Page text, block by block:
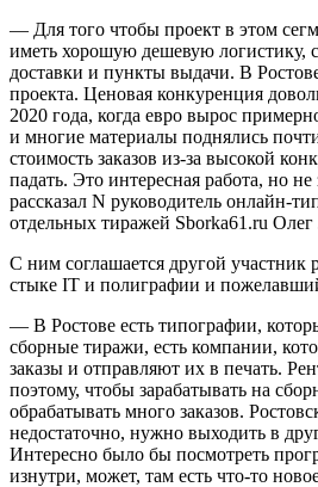
— Для того чтобы проект в этом
иметь хорошую дешевую логистику,
доставки и пункты выдачи. В
проекта. Ценовая конкуренция
2020 года, когда евро вырос
и многие материалы поднялись
стоимость заказов из-за высокой
падать. Это интересная работа, но
рассказал N руководитель онлайн-
отдельных тиражей Sborka61.ru Олег
С ним соглашается другой
стыке IT и полиграфии и
— В Ростове есть типографии,
сборные тиражи, есть компании,
заказы и отправляют их в печать.
поэтому, чтобы зарабатывать на
обрабатывать много заказов.
недостаточно, нужно выходить в
Интересно было бы посмотреть
изнутри, может, там есть что-то